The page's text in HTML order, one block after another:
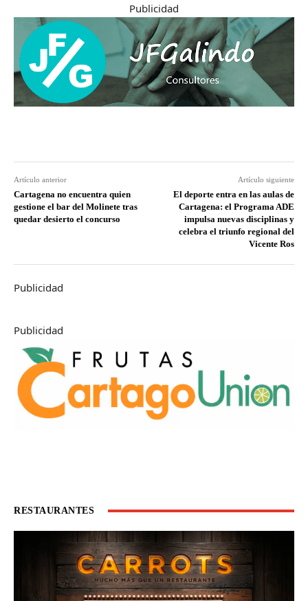
Publicidad
Artículo anterior
Cartagena no encuentra quien
gestione el bar del Molinete tras
quedar desierto el concurso
Artículo siguiente
El deporte entra en las aulas de
Cartagena: el Programa ADE
impulsa nuevas disciplinas y
celebra el triunfo regional del
Vicente Ros
Publicidad
Publicidad
RESTAURANTES